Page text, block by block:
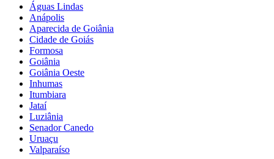
Águas Lindas
Anápolis
Aparecida de Goiânia
Cidade de Goiás
Formosa
Goiânia
Goiânia Oeste
Inhumas
Itumbiara
Jataí
Luziânia
Senador Canedo
Uruaçu
Valparaíso